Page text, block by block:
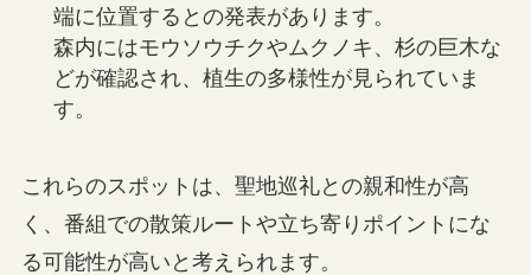
端に位置するとの発表があります。
森内にはモウソウチクやムクノキ、杉の巨木な
どが確認され、植生の多様性が見られていま
す。
これらのスポットは、聖地巡礼との親和性が高
く、番組での散策ルートや立ち寄りポイントにな
る可能性が高いと考えられます。